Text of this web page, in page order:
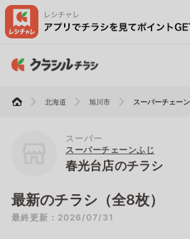
北海道 旭川市 スーパーチェー
スーパー
スーパーチェーンふじ
春光台店のチラシ
最新のチラシ（全8枚）
最終更新：2026/07/31